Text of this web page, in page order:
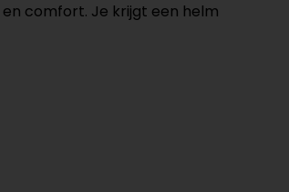
comfort. Je krijgt een helm